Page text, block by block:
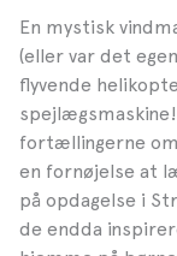
En mystisk
(eller var det
flyvende
fortællingerne
en fornøjelse at
på opdagelse i
de endda